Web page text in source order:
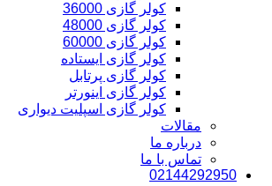
کولر گازی 36000
کولر گازی 48000
کولر گازی 60000
کولر گازی ایستاده
کولر گازی پرتابل
کولر گازی اینورتر
کولر گازی اسپلیت دیواری
مقالات
درباره ما
تماس با ما
02144292950